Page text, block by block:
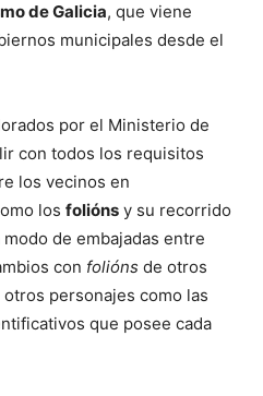
de Galicia, que viene
municipales desde el
por el Ministerio de
con todos los requisitos
los vecinos en
los folións y su recorrido
de embajadas entre
con folións de otros
personajes como las
que posee cada